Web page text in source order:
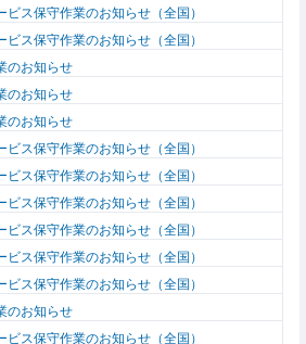
ビス保守作業のお知らせ（全国）
ビス保守作業のお知らせ（全国）
のお知らせ
のお知らせ
のお知らせ
ビス保守作業のお知らせ（全国）
ビス保守作業のお知らせ（全国）
ビス保守作業のお知らせ（全国）
ビス保守作業のお知らせ（全国）
ビス保守作業のお知らせ（全国）
ビス保守作業のお知らせ（全国）
のお知らせ
ビス保守作業のお知らせ（全国）